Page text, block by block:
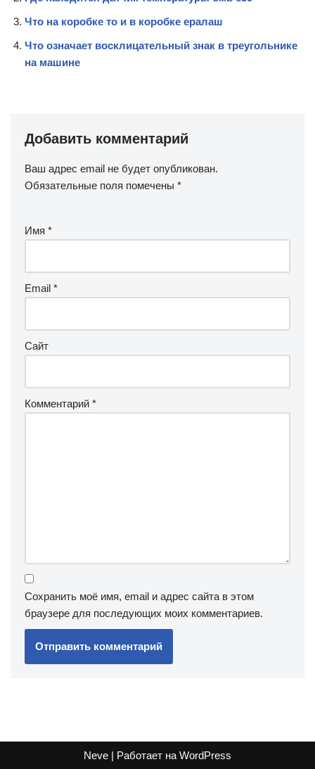
Что на коробке то и в коробке ералаш
Что означает восклицательный знак в треугольнике
на машине
Добавить комментарий
Ваш адрес email не будет опубликован.
Обязательные поля помечены *
Имя *
Email *
Сайт
Комментарий *
Сохранить моё имя, email и адрес сайта в этом
браузере для последующих моих комментариев.
Neve | Работает на WordPress